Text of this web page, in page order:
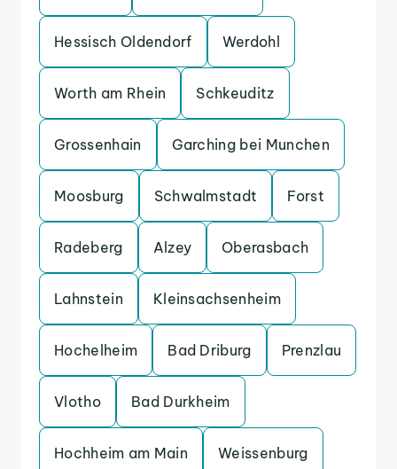
Hessisch Oldendorf Werdohl
Worth am Rhein Schkeuditz
Grossenhain Garching bei Munchen
Moosburg Schwalmstadt Forst
Radeberg Alzey Oberasbach
Lahnstein Kleinsachsenheim
Hochelheim Bad Driburg Prenzlau
Vlotho Bad Durkheim
Hochheim am Main Weissenburg